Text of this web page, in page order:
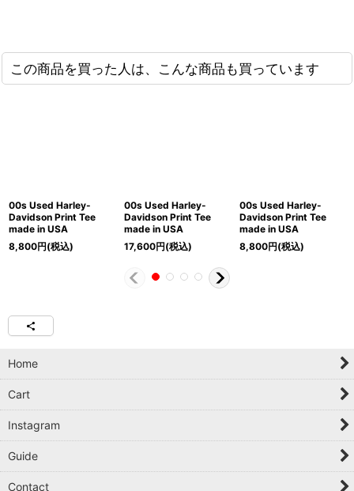
この商品を買った人は、こんな商品も買っています
00s Used Harley-
Davidson Print Tee
made in USA
8,800円(税込)
00s Used Harley-
Davidson Print Tee
made in USA
17,600円(税込)
00s Used Harley-
Davidson Print Tee
made in USA
8,800円(税込)
Home
Cart
Instagram
Guide
Contact